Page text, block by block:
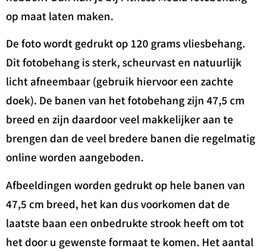
op maat laten maken.
De foto wordt gedrukt op 120 grams vliesbehang.
Dit fotobehang is sterk, scheurvast en natuurlijk
licht afneembaar (gebruik hiervoor een zachte
doek). De banen van het fotobehang zijn 47,5 cm
breed en zijn daardoor veel makkelijker aan te
brengen dan de veel bredere banen die regelmatig
online worden aangeboden.
Afbeeldingen worden gedrukt op hele banen van
47,5 cm breed, het kan dus voorkomen dat de
laatste baan een onbedrukte strook heeft om tot
het door u gewenste formaat te komen. Het aantal